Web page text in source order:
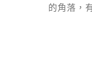
的角落，